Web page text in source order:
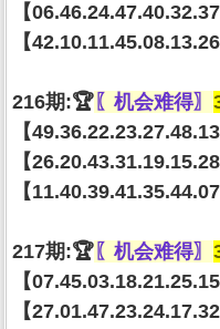
【
【
216期:🏆〖机会难得〗
【
【
【
217期:🏆〖机会难得〗
【
【